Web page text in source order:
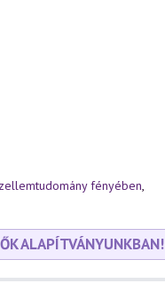
fényében,
ALAPÍTVÁNYUNKBAN!